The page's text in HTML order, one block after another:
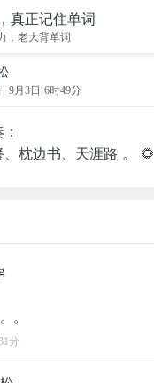
真正记住单词
，老大背单词
9月3日 6时49分
枕边书、天涯路 。 ​​​​🌻
分